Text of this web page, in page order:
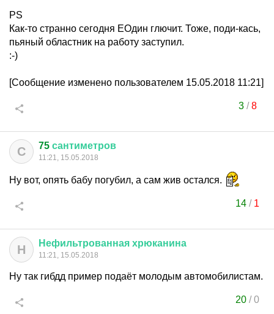
PS
Как-то странно сегодня ЕОдин глючит. Тоже, поди-кась,
пьяный областник на работу заступил.
:-)
[Сообщение изменено пользователем 15.05.2018 11:21]
3/8
С 75 сантиметров
11:21, 15.05.2018
Ну вот, опять бабу погубил, а сам жив остался.
14 / 1
Н Нефильтрованная хрюканина
11:21, 15.05.2018
Ну так гибдд пример подаёт молодым автомобилистам.
20 /0